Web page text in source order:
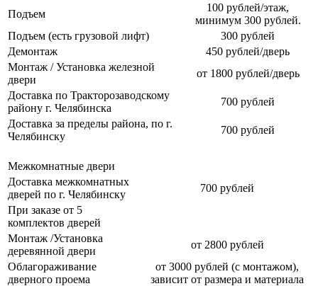
Подъем
100 рублей/этаж,
минимум 300 рублей.
Подъем (есть грузовой лифт)
300 рублей
Демонтаж
450 рублей/дверь
Монтаж / Установка железной
двери
от 1800 рублей/дверь
Доставка по Тракторозаводскому
району г. Челябинска
700 рублей
Доставка за пределы района, по г.
Челябинску
700 рублей
Межкомнатные двери
Доставка межкомнатных
дверей по г. Челябинску
700 рублей
При заказе от 5
комплектов дверей
Монтаж /Установка
деревянной двери
от 2800 рублей
Облагораживание
дверного проема
от 3000 рублей (с монтажом),
зависит от размера и материала